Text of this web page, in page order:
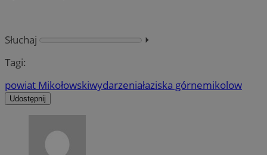
Słuchaj
⏵︎
Tagi:
powiat Mikołowskiwydarzeniałaziska górnemikolow
Udostępnij